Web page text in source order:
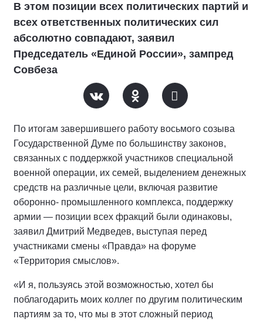
В этом позиции всех политических партий и
всех ответственных политических сил
абсолютно совпадают, заявил
Председатель «Единой России», зампред
Совбеза
По итогам завершившего работу восьмого созыва
Государственной Думе по большинству законов,
связанных с поддержкой участников специальной
военной операции, их семей, выделением денежных
средств на различные цели, включая развитие
оборонно- промышленного комплекса, поддержку
армии — позиции всех фракций были одинаковы,
заявил Дмитрий Медведев, выступая перед
участниками смены «Правда» на форуме
«Территория смыслов».
«И я, пользуясь этой возможностью, хотел бы
поблагодарить моих коллег по другим политическим
партиям за то, что мы в этот сложный период